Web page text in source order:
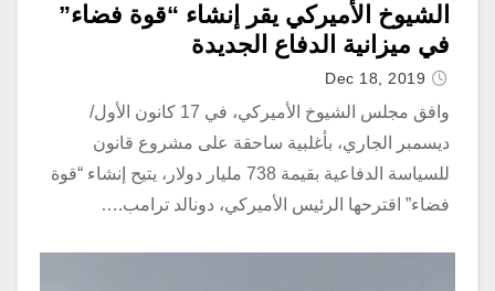
الشيوخ الأميركي يقر إنشاء “قوة فضاء”
في ميزانية الدفاع الجديدة
Dec 18, 2019
وافق مجلس الشيوخ الأميركي، في 17 كانون الأول/
ديسمبر الجاري، بأغلبية ساحقة على مشروع قانون
للسياسة الدفاعية بقيمة 738 مليار دولار، يتيح إنشاء “قوة
فضاء” اقترحها الرئيس الأميركي، دونالد ترامب.…